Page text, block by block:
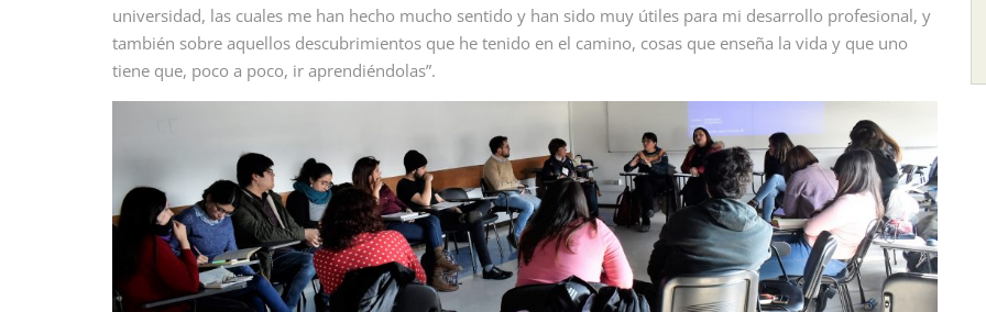
universidad, las cuales me han hecho mucho sentido y han sido muy útiles para mi desarrollo profesional, y
también sobre aquellos descubrimientos que he tenido en el camino, cosas que enseña la vida y que uno
tiene que, poco a poco, ir aprendiéndolas”.